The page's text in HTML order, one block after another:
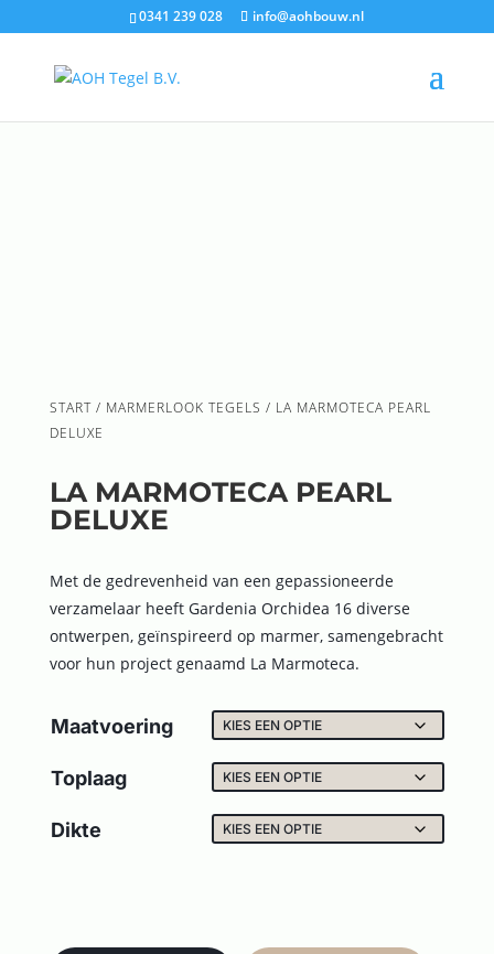
0341 239 028 info@aohbouw.nl
START/ MARMERLOOK TEGELS / LA MARMOTECA PEARL
DELUXE
LA MARMOTECA PEARL
DELUXE
Met de gedrevenheid van een gepassioneerde
verzamelaar heeft Gardenia Orchidea 16 diverse
ontwerpen, geïnspireerd op marmer, samengebracht
voor hun project genaamd La Marmoteca.
Maatvoering
Toplaag
Dikte